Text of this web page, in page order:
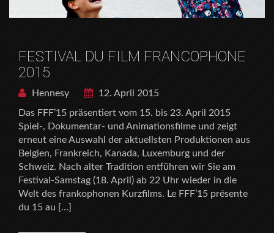
FESTIVAL DU FILM FRANCOPHONE
2015
Hennesy
12. April 2015
Das FFF’15 präsentiert vom 15. bis 23. April 2015
Spiel-, Dokumentar- und Animationsfilme und zeigt
erneut eine Auswahl der aktuellsten Produktionen aus
Belgien, Frankreich, Kanada, Luxemburg und der
Schweiz. Nach alter Tradition entführen wir Sie am
Festival-Samstag (18. April) ab 22 Uhr wieder in die
Welt des frankophonen Kurzfilms. Le FFF’15 présente
du 15 au […]